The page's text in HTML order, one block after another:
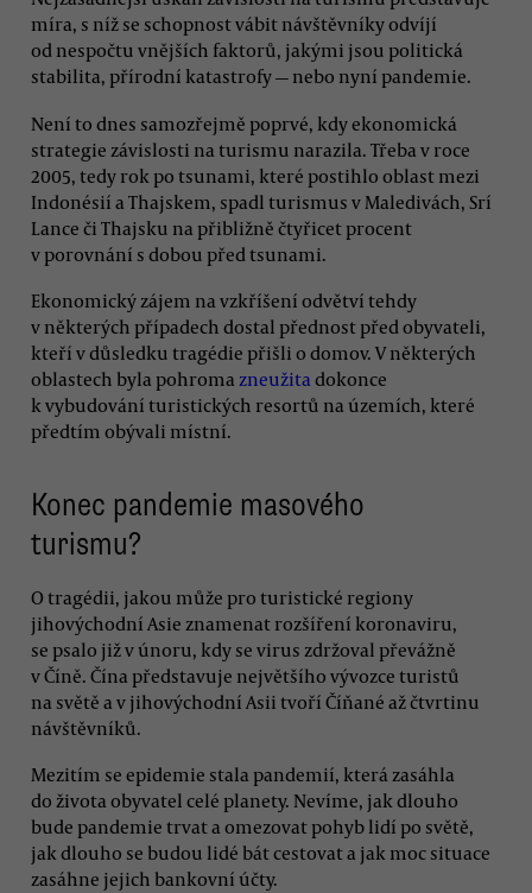
míra, s níž se schopnost vábit návštěvníky odvíjí
od nespočtu vnějších faktorů, jakými jsou politická
stabilita, přírodní katastrofy — nebo nyní pandemie.
Není to dnes samozřejmě poprvé, kdy ekonomická
strategie závislosti na turismu narazila. Třeba v roce
2005, tedy rok po tsunami, které postihlo oblast mezi
Indonésií a Thajskem, spadl turismus v Maledivách, Srí
Lance či Thajsku na přibližně čtyřicet procent
v porovnání s dobou před tsunami.
Ekonomický zájem na vzkříšení odvětví tehdy
v některých případech dostal přednost před obyvateli,
kteří v důsledku tragédie přišli o domov. V některých
oblastech byla pohroma zneužita dokonce
k vybudování turistických resortů na územích, které
předtím obývali místní.
Konec pandemie masového
turismu?
O tragédii, jakou může pro turistické regiony
jihovýchodní Asie znamenat rozšíření koronaviru,
se psalo již v únoru, kdy se virus zdržoval převážně
v Číně. Čína představuje největšího vývozce turistů
na světě a v jihovýchodní Asii tvoří Číňané až čtvrtinu
návštěvníků.
Mezitím se epidemie stala pandemií, která zasáhla
do života obyvatel celé planety. Nevíme, jak dlouho
bude pandemie trvat a omezovat pohyb lidí po světě,
jak dlouho se budou lidé bát cestovat a jak moc situace
zasáhne jejich bankovní účty.